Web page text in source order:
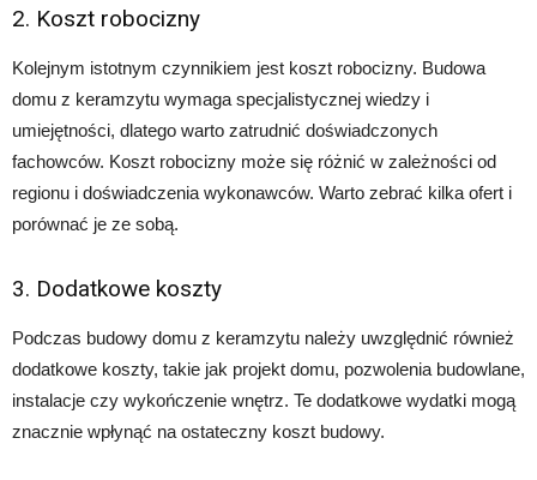
2. Koszt robocizny
Kolejnym istotnym czynnikiem jest koszt robocizny. Budowa
domu z keramzytu wymaga specjalistycznej wiedzy i
umiejętności, dlatego warto zatrudnić doświadczonych
fachowców. Koszt robocizny może się różnić w zależności od
regionu i doświadczenia wykonawców. Warto zebrać kilka ofert i
porównać je ze sobą.
3. Dodatkowe koszty
Podczas budowy domu z keramzytu należy uwzględnić również
dodatkowe koszty, takie jak projekt domu, pozwolenia budowlane,
instalacje czy wykończenie wnętrz. Te dodatkowe wydatki mogą
znacznie wpłynąć na ostateczny koszt budowy.